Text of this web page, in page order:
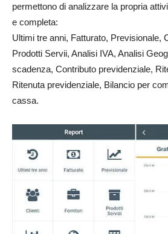
permettono di analizzare la propria
e completa:
Ultimi tre anni, Fatturato, Previsionale,
Prodotti Servii, Analisi IVA, Analisi
scadenza, Contributo previdenziale,
Ritenuta previdenziale, Bilancio per
cassa.